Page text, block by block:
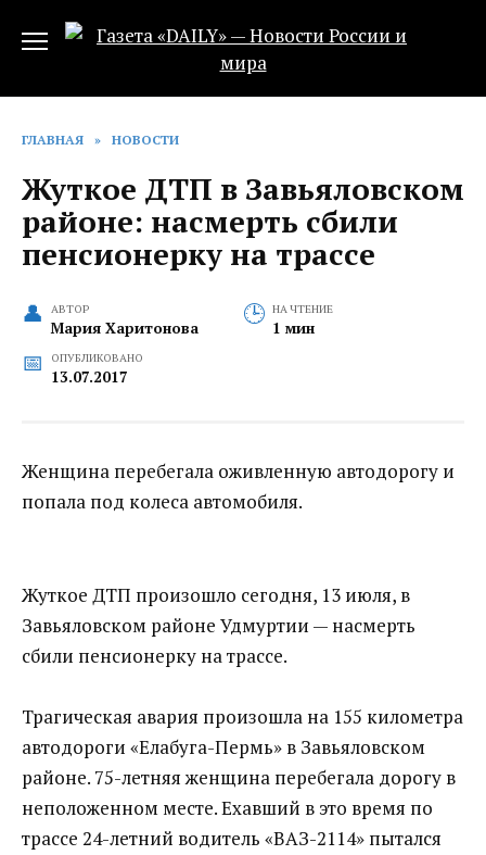
ГЛАВНАЯ » НОВОСТИ
Жуткое ДТП в Завьяловском
районе: насмерть сбили
пенсионерку на трассе
АВТОР
Мария Харитонова
НА ЧТЕНИЕ
1 мин
ОПУБЛИКОВАНО
13.07.2017
Женщина перебегала оживленную автодорогу и
попала под колеса автомобиля.
Жуткое ДТП произошло сегодня, 13 июля, в
Завьяловском районе Удмуртии — насмерть
сбили пенсионерку на трассе.
Трагическая авария произошла на 155 километра
автодороги «Елабуга-Пермь» в Завьяловском
районе. 75-летняя женщина перебегала дорогу в
неположенном месте. Ехавший в это время по
трассе 24-летний водитель «ВАЗ-2114» пытался